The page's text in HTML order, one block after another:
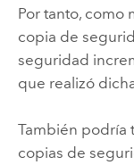
Por tanto, como
copia de
seguridad
que realizó
También podría
copias de